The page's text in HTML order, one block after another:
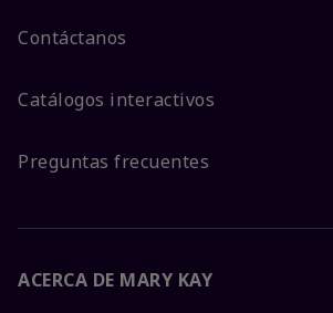
Contáctanos
Catálogos interactivos
Preguntas frecuentes
ACERCA DE MARY KAY